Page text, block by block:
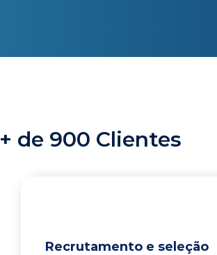
+ de 900 Clientes
Recrutamento e seleção